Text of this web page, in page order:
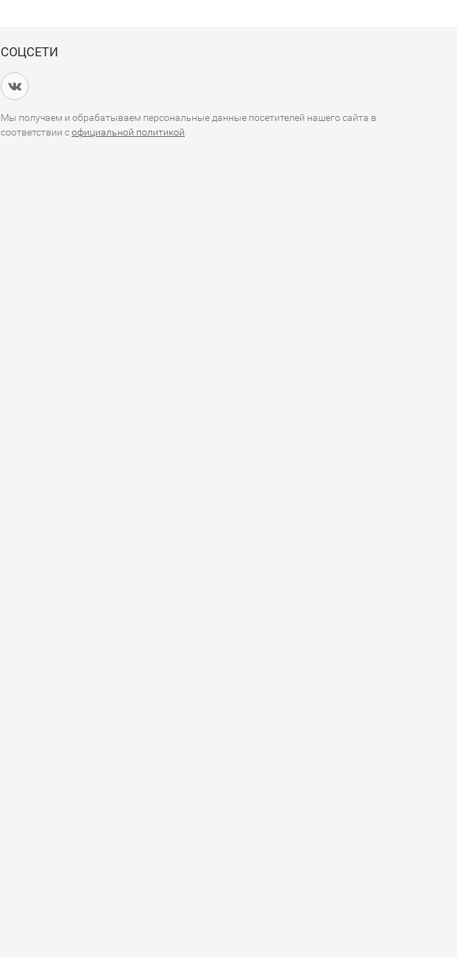
СОЦСЕТИ
Мы получаем и обрабатываем персональные данные посетителей нашего сайта в
соответствии софициальной политикой